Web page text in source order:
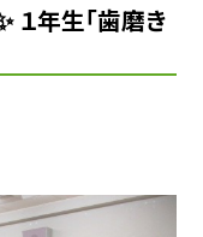
１年生「歯磨き